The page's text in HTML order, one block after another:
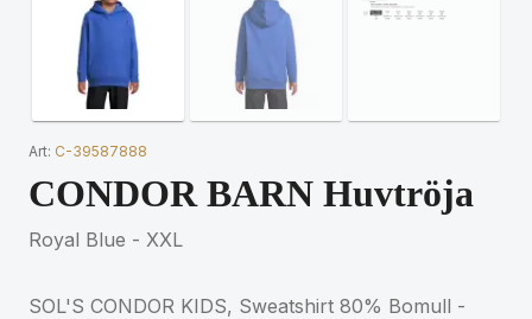
Art: C-39587888
CONDOR BARN Huvtröja
Royal Blue - XXL
SOL'S CONDOR KIDS, Sweatshirt 80% Bomull -